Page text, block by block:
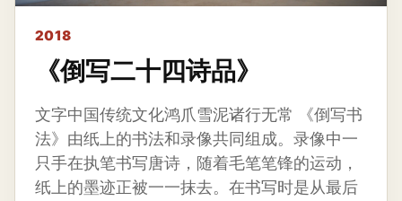
2018
《倒写二十四诗品》
文字中国传统文化鸿爪雪泥诸行无常 《倒写书
法》由纸上的书法和录像共同组成。录像中一
只手在执笔书写唐诗，随着毛笔笔锋的运动，
纸上的墨迹正被一一抹去。在书写时是从最后